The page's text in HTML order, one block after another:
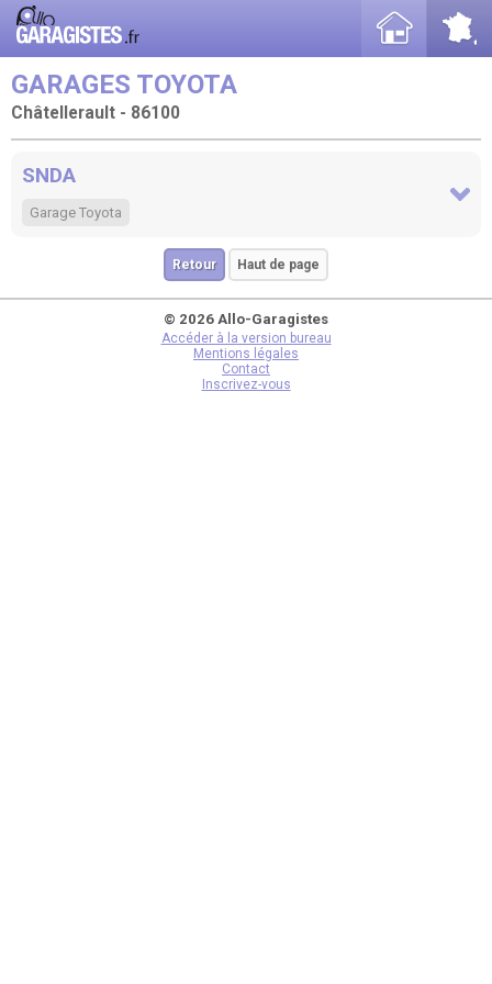
GARAGES TOYOTA
Châtellerault - 86100
SNDA
Garage Toyota
Retour Haut de page
© 2026 Allo-Garagistes
Accéder à la version bureau
Mentions légales
Contact
Inscrivez-vous